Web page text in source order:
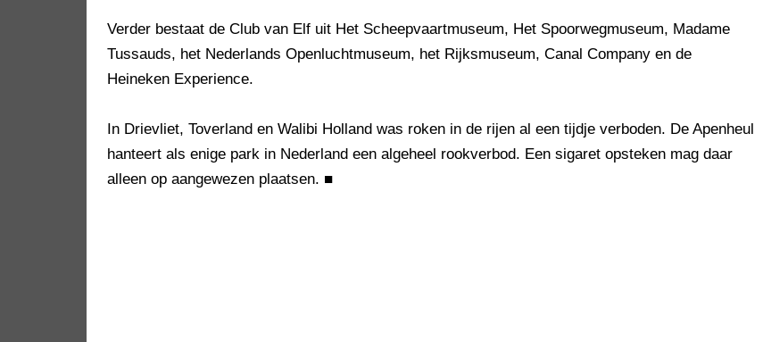
Verder bestaat de Club van Elf uit Het Scheepvaartmuseum, Het Spoorwegmuseum, Madame
Tussauds, het Nederlands Openluchtmuseum, het Rijksmuseum, Canal Company en de
Heineken Experience.
In Drievliet, Toverland en Walibi Holland was roken in de rijen al een tijdje verboden. De Apenheul
hanteert als enige park in Nederland een algeheel rookverbod. Een sigaret opsteken mag daar
alleen op aangewezen plaatsen. ■